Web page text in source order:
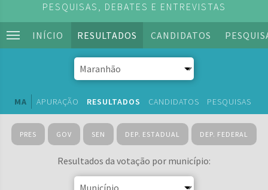
PESQUISAS, DEBATES E ENTREVISTAS
INÍCIO RESULTADOS CANDIDATOS
MA APURAÇÃO RESULTADOS CANDIDATOS PESQUISAS
PRES GOV SEN DEP. ESTADUAL DEP. FEDERAL
Resultados da votação por município: